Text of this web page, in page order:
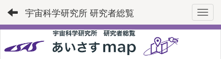
宇宙科学研究所 研究者総覧